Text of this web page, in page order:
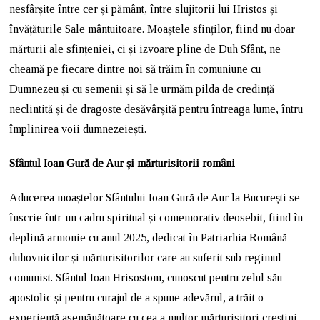
nesfârșite între cer și pământ, între slujitorii lui Hristos și
învățăturile Sale mântuitoare. Moaștele sfinților, fiind nu doar
mărturii ale sfințeniei, ci și izvoare pline de Duh Sfânt, ne
cheamă pe fiecare dintre noi să trăim în comuniune cu
Dumnezeu și cu semenii și să le urmăm pilda de credință
neclintită și de dragoste desăvârșită pentru întreaga lume, întru
împlinirea voii dumnezeiești.
Sfântul Ioan Gură de Aur și mărturisitorii români
Aducerea moaștelor Sfântului Ioan Gură de Aur la București se
înscrie într-un cadru spiritual și comemorativ deosebit, fiind în
deplină armonie cu anul 2025, dedicat în Patriarhia Română
duhovnicilor și mărturisitorilor care au suferit sub regimul
comunist. Sfântul Ioan Hrisostom, cunoscut pentru zelul său
apostolic și pentru curajul de a spune adevărul, a trăit o
experiență asemănătoare cu cea a multor mărturisitori creștini